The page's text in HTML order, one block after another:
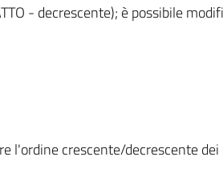
- decrescente); è possibile
l'ordine crescente/decrescente